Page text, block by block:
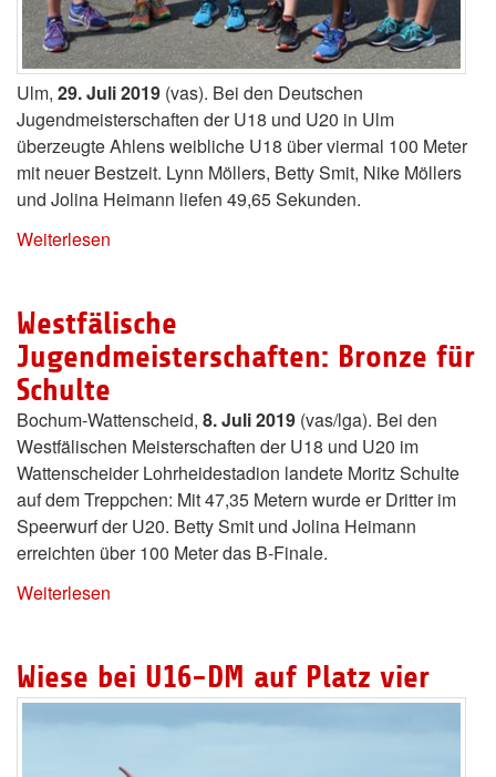
Ulm, 29. Juli 2019 (vas). Bei den Deutschen
Jugendmeisterschaften der U18 und U20 in Ulm
überzeugte Ahlens weibliche U18 über viermal 100 Meter
mit neuer Bestzeit. Lynn Möllers, Betty Smit, Nike Möllers
und Jolina Heimann liefen 49,65 Sekunden.
Weiterlesen
Westfälische
Jugendmeisterschaften: Bronze für
Schulte
Bochum-Wattenscheid, 8. Juli 2019 (vas/lga). Bei den
Westfälischen Meisterschaften der U18 und U20 im
Wattenscheider Lohrheidestadion landete Moritz Schulte
auf dem Treppchen: Mit 47,35 Metern wurde er Dritter im
Speerwurf der U20. Betty Smit und Jolina Heimann
erreichten über 100 Meter das B-Finale.
Weiterlesen
Wiese bei U16-DM auf Platz vier